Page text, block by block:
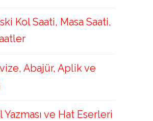
Kol Saati, Masa Saati,
Abajür, Aplik ve
Yazması ve Hat Eserleri